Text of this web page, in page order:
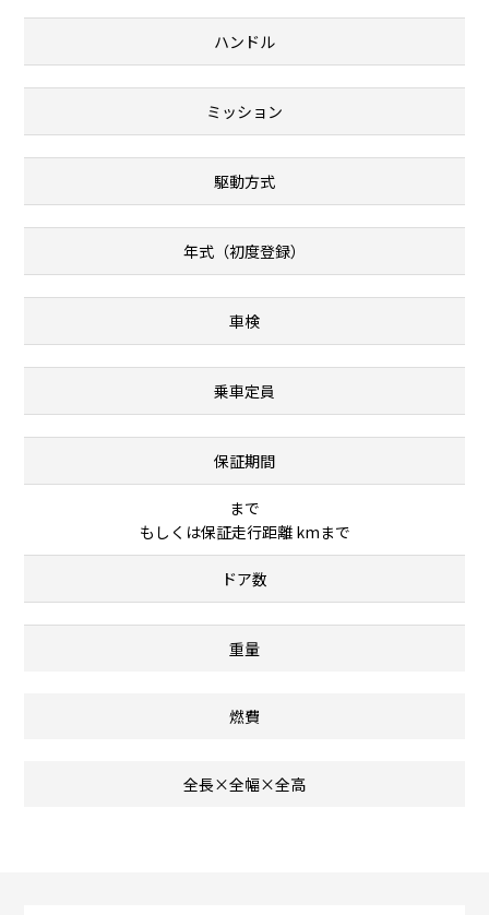
ハンドル
ミッション
駆動方式
年式（初度登録）
車検
乗車定員
保証期間
まで
もしくは保証走行距離 kmまで
ドア数
重量
燃費
全長×全幅×全高